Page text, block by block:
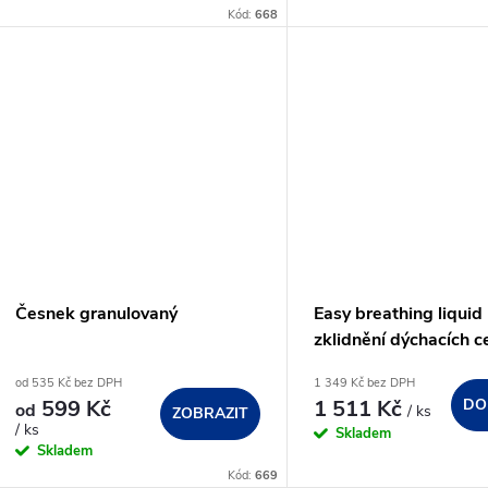
Kód:668
Česnek granulovaný
od 535 Kč bez DPH
od 599 Kč
/ ks
Skladem
ZOBRAZIT
Kód:669
Easy breathing liquid
zklidnění dýchacích
1 349 Kč bez DPH
1 511 Kč/ ks
Skladem